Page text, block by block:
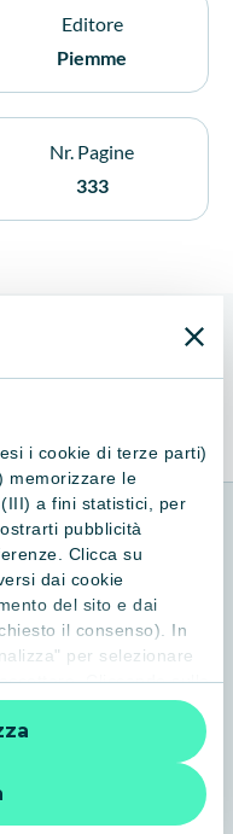
i cookie di terze parti)
memorizzare le
a fini statistici, per
pubblicità
Clicca su
dai cookie
del sito e dai
il consenso). In
per selezionare
Cliccando sulla
lasciate invariate e
senza cookie o altri
quelli tecnici. Per
Editore
Piemme
Nr. Pagine
333
te